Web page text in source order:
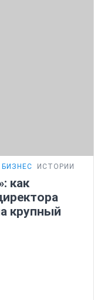
ИСТОРИИ
как
крупный